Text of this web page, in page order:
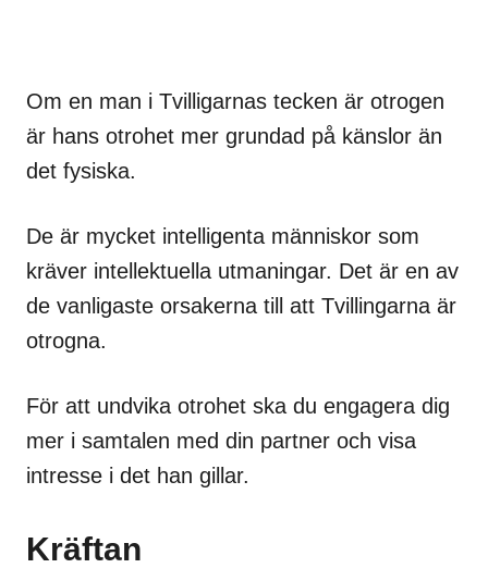
Om en man i Tvilligarnas tecken är otrogen
är hans otrohet mer grundad på känslor än
det fysiska.
De är mycket intelligenta människor som
kräver intellektuella utmaningar. Det är en av
de vanligaste orsakerna till att Tvillingarna är
otrogna.
För att undvika otrohet ska du engagera dig
mer i samtalen med din partner och visa
intresse i det han gillar.
Kräftan